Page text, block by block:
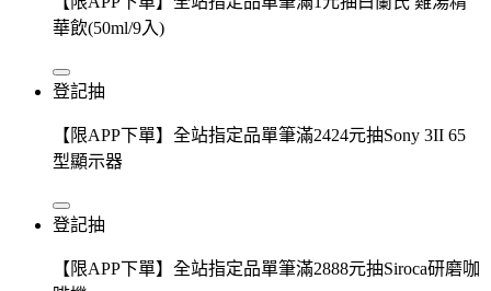
華飲(50ml/9入)
登記抽
【限APP下單】全站指定品單筆滿2424元抽Sony 3II 65
型顯示器
登記抽
【限APP下單】全站指定品單筆滿2888元抽Siroca研磨咖